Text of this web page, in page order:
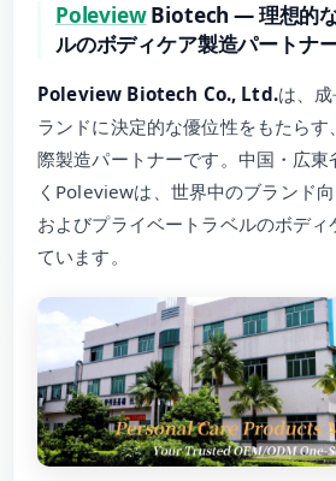
PoleviewBiotech — 理想的
ルのボディケア製造パートナ
Poleview Biotech Co., Ltd.は、
ランドに決定的な優位性をもたら
際製造パートナーです。中国・広
くPoleviewは、世界中のブランド向
およびプライベートラベルのボデ
ています。